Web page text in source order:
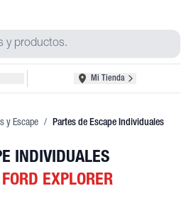
Mi Tienda
y Escape / Partes de Escape Individuales
INDIVIDUALES
EXPLORER